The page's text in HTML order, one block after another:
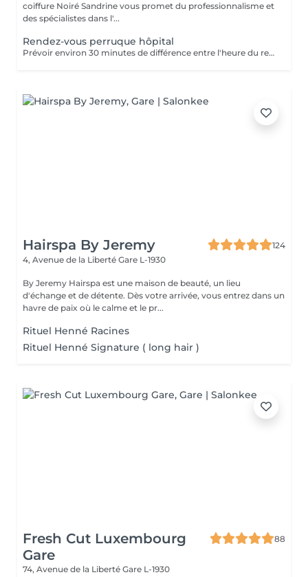
coiffure Noiré Sandrine vous promet du professionnalisme et
des spécialistes dans l'...
Rendez-vous perruque hôpital
Prévoir environ 30 minutes de différence entre l'heure du rendez-vous sur le planning et l'arrivée à l'hôpital (le temps nécessaire pour faire le déplacement)
Hairspa By Jeremy
124
4, Avenue de la Liberté Gare L-1930
By Jeremy Hairspa est une maison de beauté, un lieu
d'échange et de détente. Dès votre arrivée, vous entrez dans un
havre de paix où le calme et le pr...
Rituel Henné Racines
Rituel Henné Signature ( long hair )
Fresh Cut Luxembourg
Gare
88
74, Avenue de la Liberté Gare L-1930